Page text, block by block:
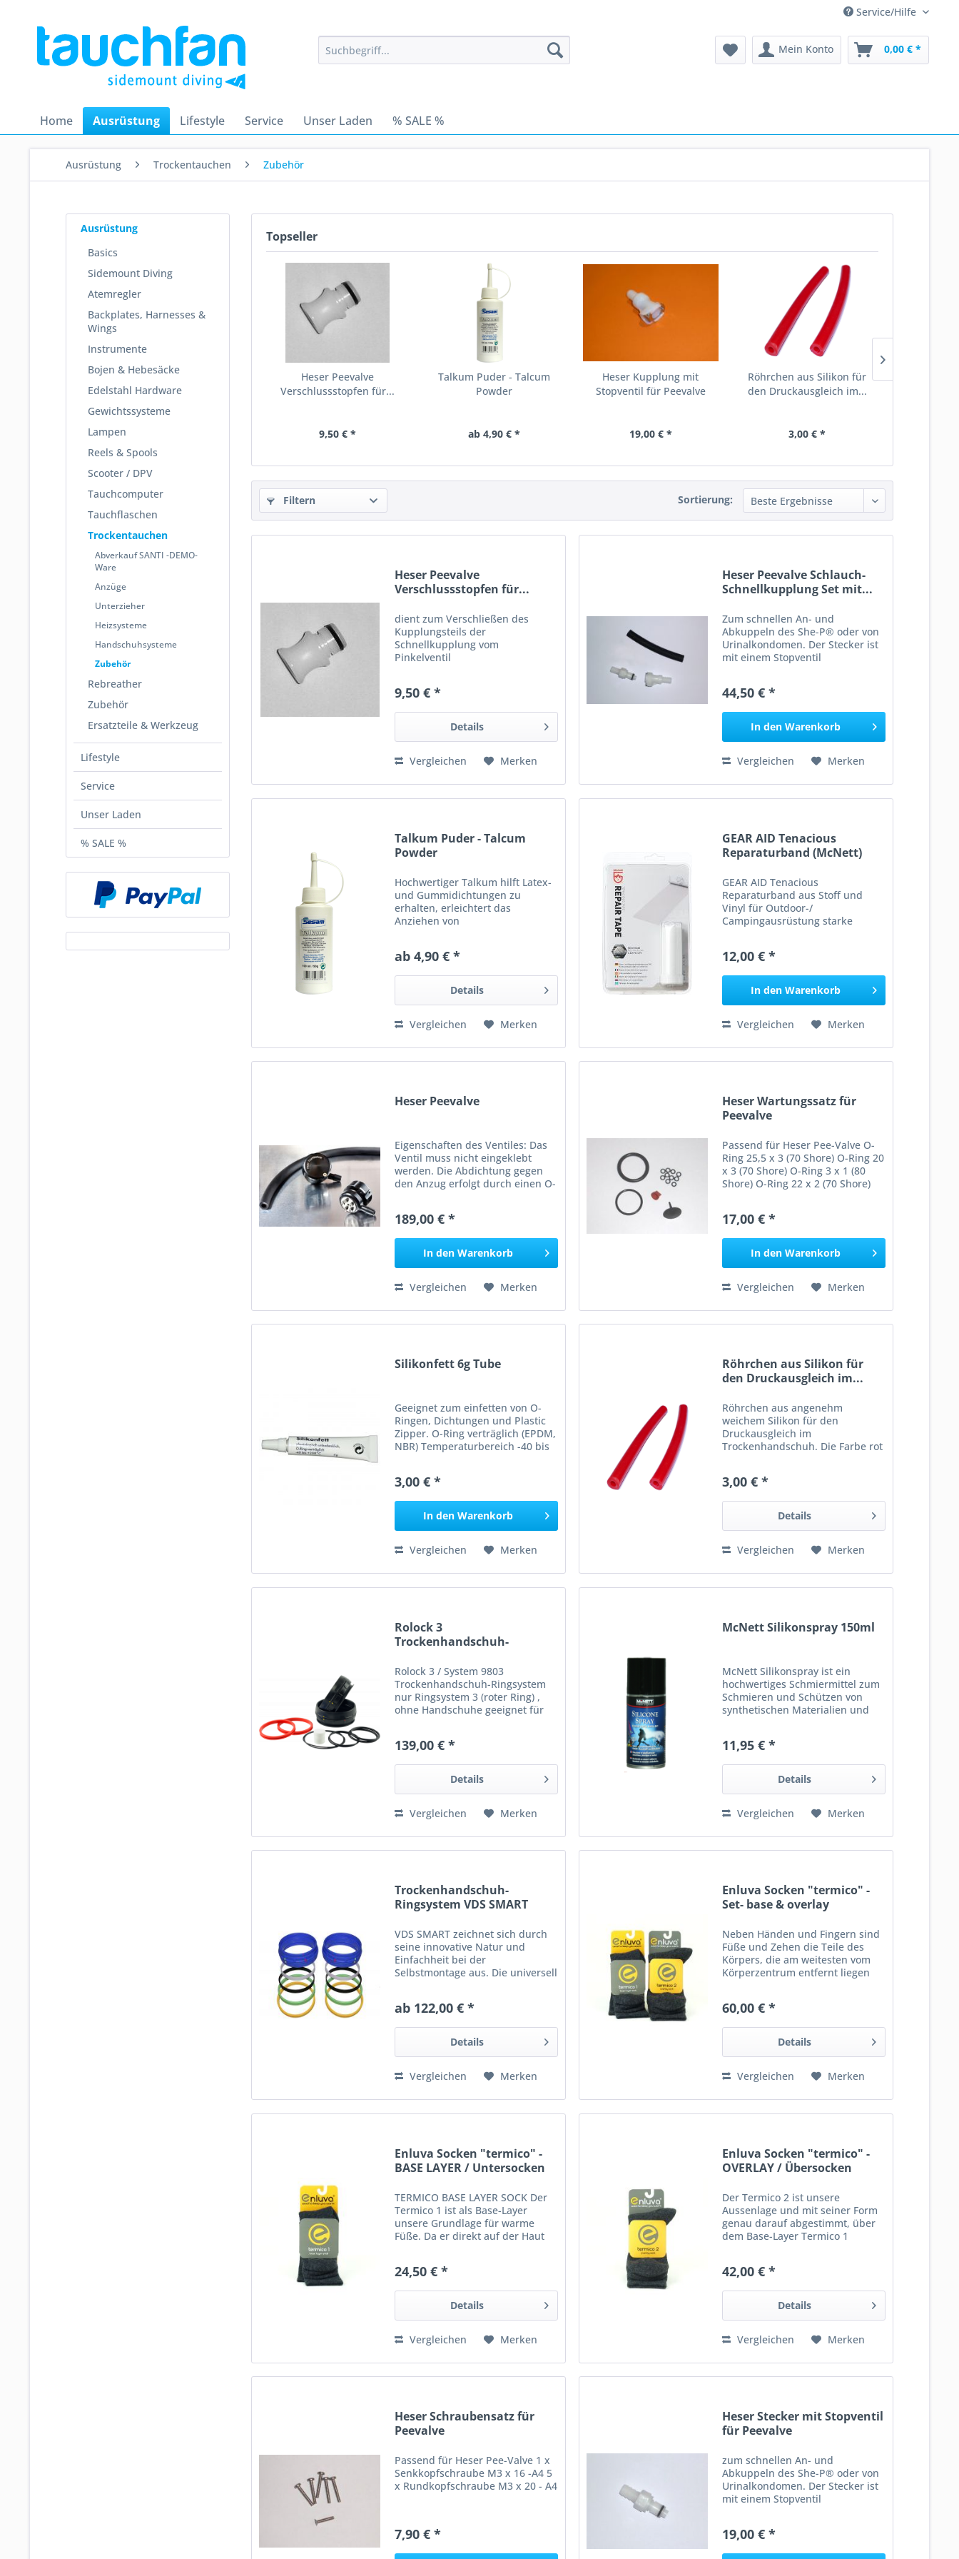
Service/Hilfe
Mein Konto 0,00 € *
Home Ausrüstung Lifestyle Service Unser Laden % SALE %
Ausrüstung Trockentauchen Zubehör
Ausrüstung
Basics
Sidemount Diving
Atemregler
Backplates, Harnesses &
Wings
Instrumente
Bojen & Hebesäcke
Edelstahl Hardware
Gewichtssysteme
Lampen
Reels & Spools
Scooter / DPV
Tauchcomputer
Tauchflaschen
Trockentauchen
Abverkauf SANTI -DEMO-
Ware
Anzüge
Unterzieher
Heizsysteme
Handschuhsysteme
Zubehör
Rebreather
Zubehör
Ersatzteile & Werkzeug
Lifestyle
Service
Unser Laden
% SALE %
Topseller
Heser Peevalve
Verschlussstopfen für...
9,50 € *
Talkum Puder - Talcum
Powder
ab 4,90 € *
Heser Kupplung mit
Stopventil für Peevalve
19,00 € *
Röhrchen aus Silikon für
den Druckausgleich im...
3,00 € *
Filtern Sortierung:
Heser Peevalve
Verschlussstopfen für...
dient zum Verschließen des
Kupplungsteils der
Schnellkupplung vom
Pinkelventil
9,50 € *
Details
Vergleichen Merken
Heser Peevalve Schlauch-
Schnellkupplung Set mit...
Zum schnellen An- und
Abkuppeln des She-P® oder von
Urinalkondomen. Der Stecker ist
mit einem Stopventil
Sinnvolles Zubehör fürs
Pinkelventil.
44,50 € *
In den Warenkorb
Vergleichen Merken
Talkum Puder - Talcum
Powder
Hochwertiger Talkum hilft Latex-
und Gummidichtungen zu
erhalten, erleichtert das
Anziehen von
Auch zum Pudern von
ab 4,90 € *
Details
Vergleichen Merken
GEAR AID Tenacious
Reparaturband (McNett)
GEAR AID Tenacious
Reparaturband aus Stoff und
Vinyl für Outdoor-/
Campingausrüstung starke
in mehrsprachiger
12,00 € *
In den Warenkorb
Vergleichen Merken
Heser Peevalve
Eigenschaften des Ventiles: Das
Ventil muss nicht eingeklebt
werden. Die Abdichtung gegen
den Anzug erfolgt durch einen O-
einfach aus dem Anzug zum
Reinigen aus und eingebaut...
189,00 € *
In den Warenkorb
Vergleichen Merken
Heser Wartungssatz für
Peevalve
Passend für Heser Pee-Valve O-
Ring 25,5 x 3 (70 Shore) O-Ring 20
x 3 (70 Shore) O-Ring 3 x 1 (80
Shore) O-Ring 22 x 2 (70 Shore)
17,00 € *
In den Warenkorb
Vergleichen Merken
Silikonfett 6g Tube
Geeignet zum einfetten von O-
Ringen, Dichtungen und Plastic
Zipper. O-Ring verträglich (EPDM,
NBR) Temperaturbereich -40 bis
3,00 € *
In den Warenkorb
Vergleichen Merken
Röhrchen aus Silikon für
den Druckausgleich im...
Röhrchen aus angenehm
weichem Silikon für den
Druckausgleich im
Trockenhandschuh. Die Farbe rot
können. Lieferumfang: 1 Paar
(Länge 11 cm)
3,00 € *
Details
Vergleichen Merken
Rolock 3
Trockenhandschuh-
Rolock 3 / System 9803
Trockenhandschuh-Ringsystem
nur Ringsystem 3 (roter Ring) ,
ohne Handschuhe geeignet für
85 mm). _____ RoLock Ring 1:
139,00 € *
Details
Vergleichen Merken
McNett Silikonspray 150ml
McNett Silikonspray ist ein
hochwertiges Schmiermittel zum
Schmieren und Schützen von
synthetischen Materialien und
Quietschen von Kunststoffteilen.
Sauerstoff...
11,95 € *
Details
Vergleichen Merken
Trockenhandschuh-
Ringsystem VDS SMART
VDS SMART zeichnet sich durch
seine innovative Natur und
Einfachheit bei der
Selbstmontage aus. Die universell
Trockenanzügen aus steiferen
Materialien wie Cordura oder von
elastischen...
ab 122,00 € *
Details
Vergleichen Merken
Enluva Socken "termico" -
Set- base & overlay
Neben Händen und Fingern sind
Füße und Zehen die Teile des
Körpers, die am weitesten vom
Körperzentrum entfernt liegen
Kaltwassertaucher kennt den
Effekt, wenn am Ende eines...
60,00 € *
Details
Vergleichen Merken
Enluva Socken "termico" -
BASE LAYER / Untersocken
TERMICO BASE LAYER SOCK Der
Termico 1 ist als Base-Layer
unsere Grundlage für warme
Füße. Da er direkt auf der Haut
Innenseite für eine luftige und
24,50 € *
Details
Vergleichen Merken
Enluva Socken "termico" -
OVERLAY / Übersocken
Der Termico 2 ist unsere
Aussenlage und mit seiner Form
genau darauf abgestimmt, über
dem Base-Layer Termico 1
hochflexiblen Frottee-Struktur
42,00 € *
Details
Vergleichen Merken
Heser Schraubensatz für
Peevalve
Passend für Heser Pee-Valve 1 x
Senkkopfschraube M3 x 16 -A4 5
x Rundkopfschraube M3 x 20 - A4
7,90 € *
Heser Stecker mit Stopventil
für Peevalve
zum schnellen An- und
Abkuppeln des She-P® oder von
Urinalkondomen. Der Stecker ist
mit einem Stopventil
Sinnvolles Zubehör fürs
Pinkelventil. Stecker einzeln.
19,00 € *